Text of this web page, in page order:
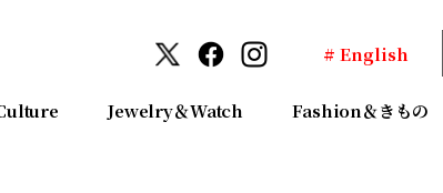
# English
Jewelry＆Watch Fashion＆きもの